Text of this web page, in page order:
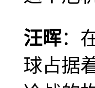
汪晖：
球占据